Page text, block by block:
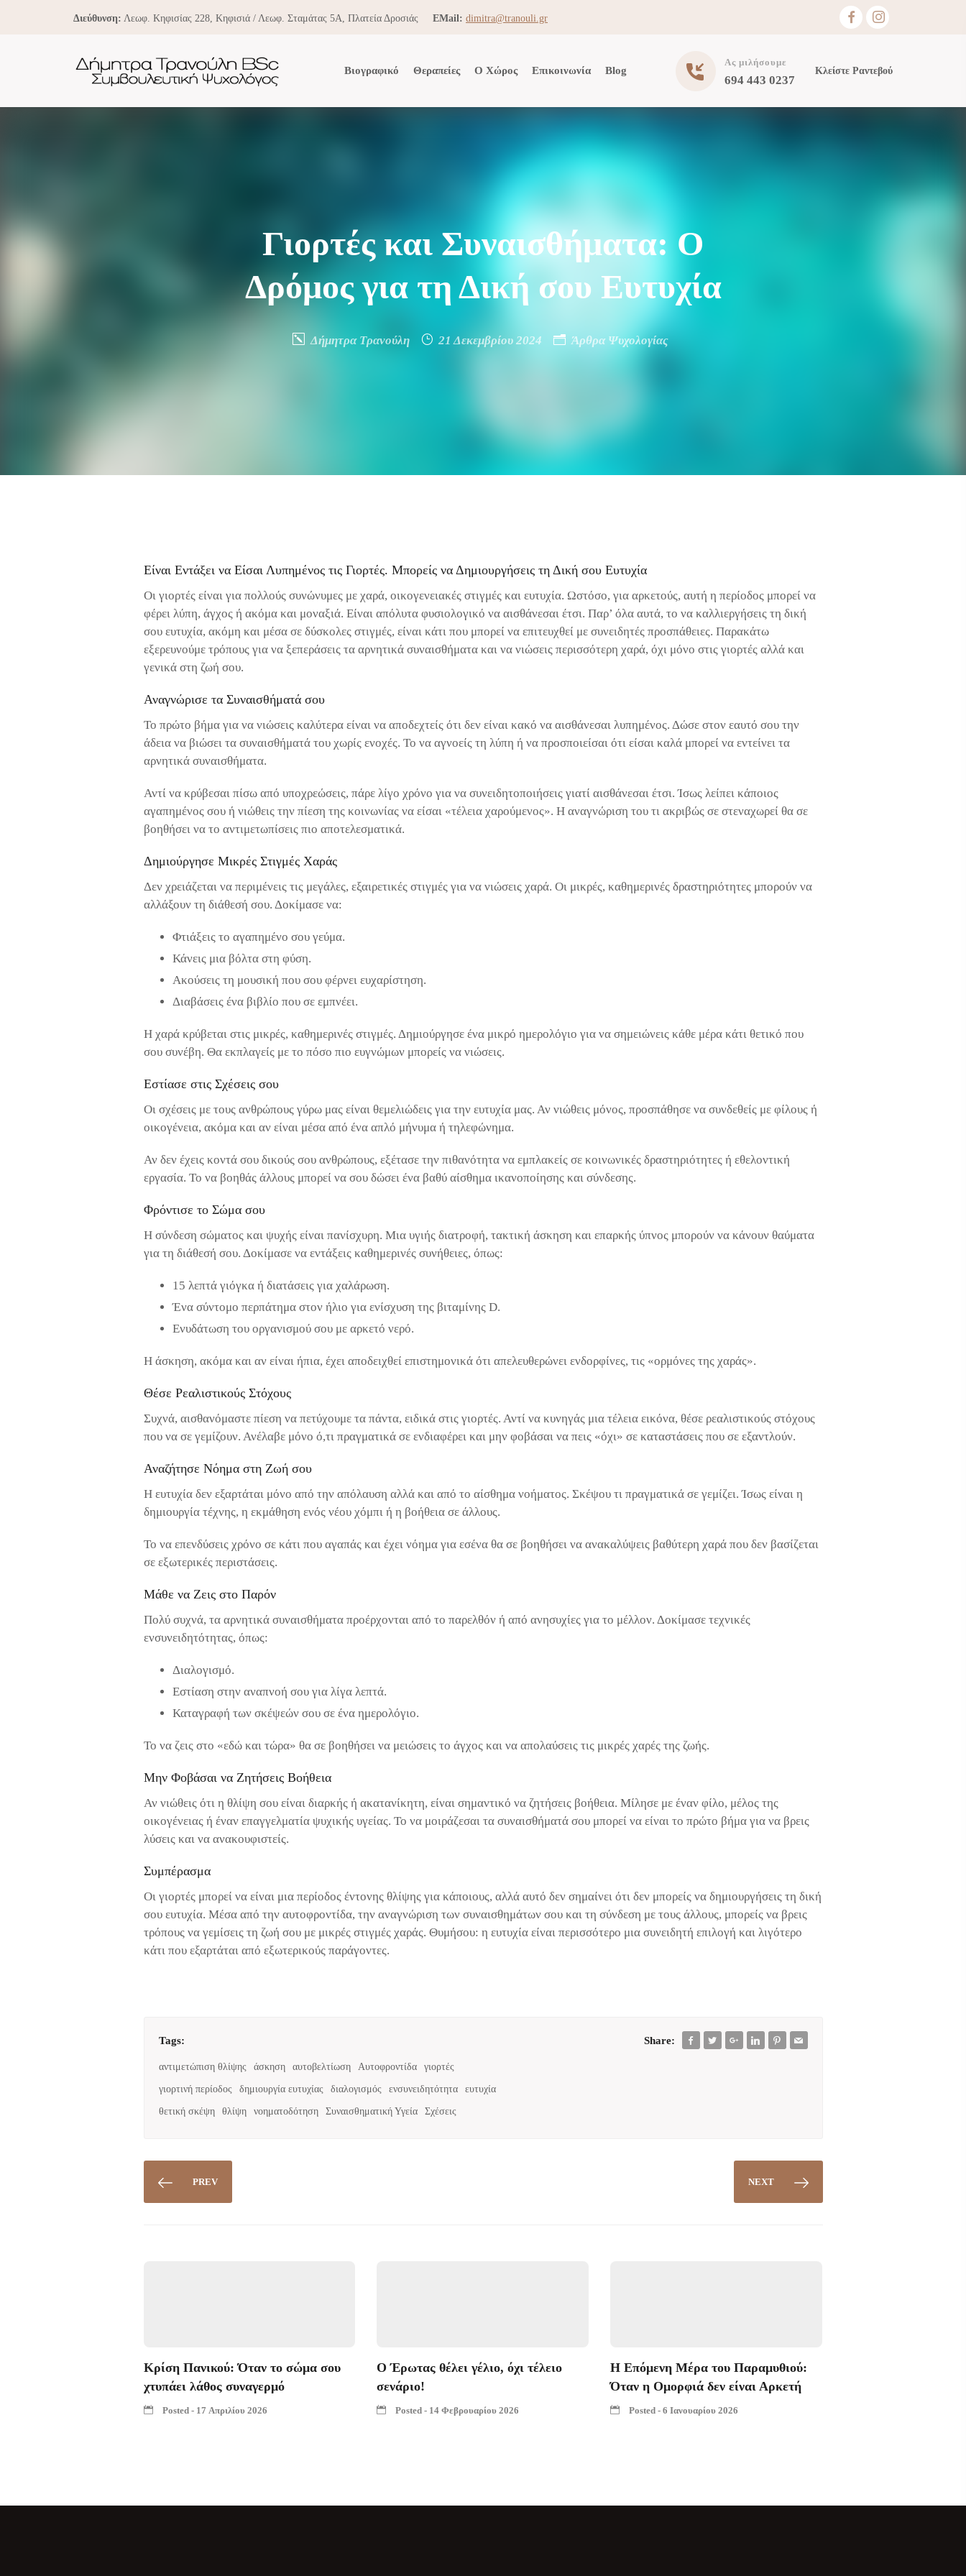
Διεύθυνση: Λεωφ. Κηφισίας 228, Κηφισιά / Λεωφ. Σταμάτας 5Α, Πλατεία Δροσιάς EMail: dimitra@tranouli.gr
Ας μιλήσουμε
694 443 0237
Κλείστε Ραντεβού
Βιογραφικό Θεραπείες Ο Χώρος Επικοινωνία Blog
Γιορτές και Συναισθήματα: Ο
Δρόμος για τη Δική σου Ευτυχία
Δήμητρα Τρανούλη 21 Δεκεμβρίου 2024 Άρθρα Ψυχολογίας
Είναι Εντάξει να Είσαι Λυπημένος τις Γιορτές. Μπορείς να Δημιουργήσεις τη Δική σου Ευτυχία
Οι γιορτές είναι για πολλούς συνώνυμες με χαρά, οικογενειακές στιγμές και ευτυχία. Ωστόσο, για αρκετούς, αυτή η περίοδος μπορεί να
φέρει λύπη, άγχος ή ακόμα και μοναξιά. Είναι απόλυτα φυσιολογικό να αισθάνεσαι έτσι. Παρ’ όλα αυτά, το να καλλιεργήσεις τη δική
σου ευτυχία, ακόμη και μέσα σε δύσκολες στιγμές, είναι κάτι που μπορεί να επιτευχθεί με συνειδητές προσπάθειες. Παρακάτω
εξερευνούμε τρόπους για να ξεπεράσεις τα αρνητικά συναισθήματα και να νιώσεις περισσότερη χαρά, όχι μόνο στις γιορτές αλλά και
γενικά στη ζωή σου.
Αναγνώρισε τα Συναισθήματά σου
Το πρώτο βήμα για να νιώσεις καλύτερα είναι να αποδεχτείς ότι δεν είναι κακό να αισθάνεσαι λυπημένος. Δώσε στον εαυτό σου την
άδεια να βιώσει τα συναισθήματά του χωρίς ενοχές. Το να αγνοείς τη λύπη ή να προσποιείσαι ότι είσαι καλά μπορεί να εντείνει τα
αρνητικά συναισθήματα.
Αντί να κρύβεσαι πίσω από υποχρεώσεις, πάρε λίγο χρόνο για να συνειδητοποιήσεις γιατί αισθάνεσαι έτσι. Ίσως λείπει κάποιος
αγαπημένος σου ή νιώθεις την πίεση της κοινωνίας να είσαι «τέλεια χαρούμενος». Η αναγνώριση του τι ακριβώς σε στεναχωρεί θα σε
βοηθήσει να το αντιμετωπίσεις πιο αποτελεσματικά.
Δημιούργησε Μικρές Στιγμές Χαράς
Δεν χρειάζεται να περιμένεις τις μεγάλες, εξαιρετικές στιγμές για να νιώσεις χαρά. Οι μικρές, καθημερινές δραστηριότητες μπορούν να
αλλάξουν τη διάθεσή σου. Δοκίμασε να:
Φτιάξεις το αγαπημένο σου γεύμα.
Κάνεις μια βόλτα στη φύση.
Ακούσεις τη μουσική που σου φέρνει ευχαρίστηση.
Διαβάσεις ένα βιβλίο που σε εμπνέει.
Η χαρά κρύβεται στις μικρές, καθημερινές στιγμές. Δημιούργησε ένα μικρό ημερολόγιο για να σημειώνεις κάθε μέρα κάτι θετικό που
σου συνέβη. Θα εκπλαγείς με το πόσο πιο ευγνώμων μπορείς να νιώσεις.
Εστίασε στις Σχέσεις σου
Οι σχέσεις με τους ανθρώπους γύρω μας είναι θεμελιώδεις για την ευτυχία μας. Αν νιώθεις μόνος, προσπάθησε να συνδεθείς με φίλους ή
οικογένεια, ακόμα και αν είναι μέσα από ένα απλό μήνυμα ή τηλεφώνημα.
Αν δεν έχεις κοντά σου δικούς σου ανθρώπους, εξέτασε την πιθανότητα να εμπλακείς σε κοινωνικές δραστηριότητες ή εθελοντική
εργασία. Το να βοηθάς άλλους μπορεί να σου δώσει ένα βαθύ αίσθημα ικανοποίησης και σύνδεσης.
Φρόντισε το Σώμα σου
Η σύνδεση σώματος και ψυχής είναι πανίσχυρη. Μια υγιής διατροφή, τακτική άσκηση και επαρκής ύπνος μπορούν να κάνουν θαύματα
για τη διάθεσή σου. Δοκίμασε να εντάξεις καθημερινές συνήθειες, όπως:
15 λεπτά γιόγκα ή διατάσεις για χαλάρωση.
Ένα σύντομο περπάτημα στον ήλιο για ενίσχυση της βιταμίνης D.
Ενυδάτωση του οργανισμού σου με αρκετό νερό.
Η άσκηση, ακόμα και αν είναι ήπια, έχει αποδειχθεί επιστημονικά ότι απελευθερώνει ενδορφίνες, τις «ορμόνες της χαράς».
Θέσε Ρεαλιστικούς Στόχους
Συχνά, αισθανόμαστε πίεση να πετύχουμε τα πάντα, ειδικά στις γιορτές. Αντί να κυνηγάς μια τέλεια εικόνα, θέσε ρεαλιστικούς στόχους
που να σε γεμίζουν. Ανέλαβε μόνο ό,τι πραγματικά σε ενδιαφέρει και μην φοβάσαι να πεις «όχι» σε καταστάσεις που σε εξαντλούν.
Αναζήτησε Νόημα στη Ζωή σου
Η ευτυχία δεν εξαρτάται μόνο από την απόλαυση αλλά και από το αίσθημα νοήματος. Σκέψου τι πραγματικά σε γεμίζει. Ίσως είναι η
δημιουργία τέχνης, η εκμάθηση ενός νέου χόμπι ή η βοήθεια σε άλλους.
Το να επενδύσεις χρόνο σε κάτι που αγαπάς και έχει νόημα για εσένα θα σε βοηθήσει να ανακαλύψεις βαθύτερη χαρά που δεν βασίζεται
σε εξωτερικές περιστάσεις.
Μάθε να Ζεις στο Παρόν
Πολύ συχνά, τα αρνητικά συναισθήματα προέρχονται από το παρελθόν ή από ανησυχίες για το μέλλον. Δοκίμασε τεχνικές
ενσυνειδητότητας, όπως:
Διαλογισμό.
Εστίαση στην αναπνοή σου για λίγα λεπτά.
Καταγραφή των σκέψεών σου σε ένα ημερολόγιο.
Το να ζεις στο «εδώ και τώρα» θα σε βοηθήσει να μειώσεις το άγχος και να απολαύσεις τις μικρές χαρές της ζωής.
Μην Φοβάσαι να Ζητήσεις Βοήθεια
Αν νιώθεις ότι η θλίψη σου είναι διαρκής ή ακατανίκητη, είναι σημαντικό να ζητήσεις βοήθεια. Μίλησε με έναν φίλο, μέλος της
οικογένειας ή έναν επαγγελματία ψυχικής υγείας. Το να μοιράζεσαι τα συναισθήματά σου μπορεί να είναι το πρώτο βήμα για να βρεις
λύσεις και να ανακουφιστείς.
Συμπέρασμα
Οι γιορτές μπορεί να είναι μια περίοδος έντονης θλίψης για κάποιους, αλλά αυτό δεν σημαίνει ότι δεν μπορείς να δημιουργήσεις τη δική
σου ευτυχία. Μέσα από την αυτοφροντίδα, την αναγνώριση των συναισθημάτων σου και τη σύνδεση με τους άλλους, μπορείς να βρεις
τρόπους να γεμίσεις τη ζωή σου με μικρές στιγμές χαράς. Θυμήσου: η ευτυχία είναι περισσότερο μια συνειδητή επιλογή και λιγότερο
κάτι που εξαρτάται από εξωτερικούς παράγοντες.
Tags:
αντιμετώπιση θλίψης άσκηση αυτοβελτίωση Αυτοφροντίδα γιορτές
γιορτινή περίοδος δημιουργία ευτυχίας διαλογισμός ενσυνειδητότητα ευτυχία
θετική σκέψη θλίψη νοηματοδότηση Συναισθηματική Υγεία Σχέσεις
Share:
PREV NEXT
Κρίση Πανικού: Όταν το σώμα σου
χτυπάει λάθος συναγερμό
Posted - 17 Απριλίου 2026
Ο Έρωτας θέλει γέλιο, όχι τέλειο
σενάριο!
Posted - 14 Φεβρουαρίου 2026
Η Επόμενη Μέρα του Παραμυθιού:
Όταν η Ομορφιά δεν είναι Αρκετή
Posted - 6 Ιανουαρίου 2026